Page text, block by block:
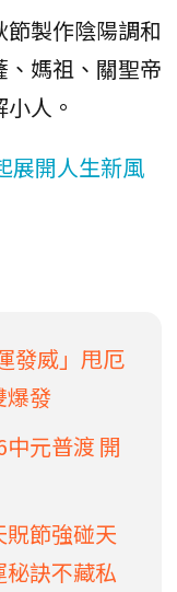
製作陰陽調和
媽祖、關聖帝
人。
展開人生新風
發威」甩厄
爆發
元普渡 開
節強碰天
訣不藏私